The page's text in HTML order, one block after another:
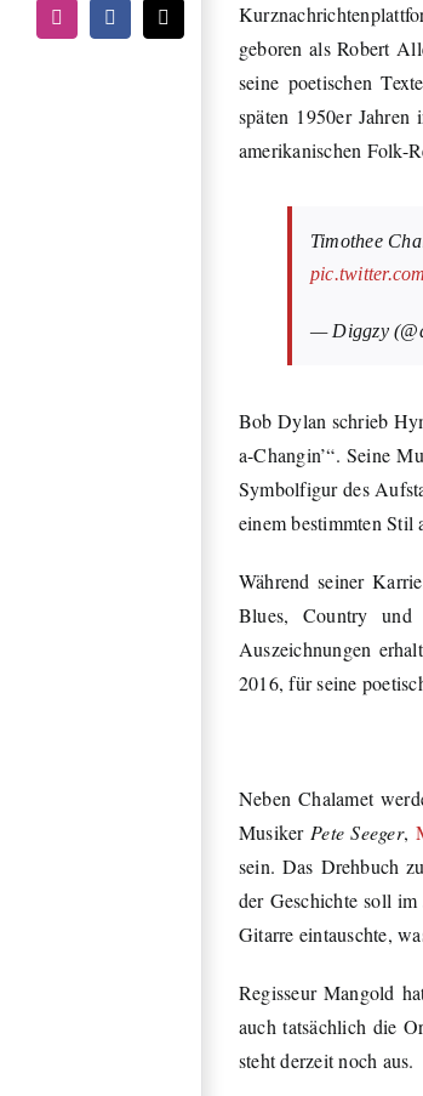
InstagramFacebook
E-
Mail
geboren als Robert
seine poetischen
späten 1950er
amerikanischen Folk-
Timothee
— Diggzy
Bob Dylan schrieb
a-Changin’“. Seine
Symbolfigur des
einem bestimmten Stil
Während seiner
Blues, Country
Auszeichnungen
2016, für seine
Neben Chalamet
Musiker Pete Seeger,
sein. Das Drehbuch
der Geschichte soll
Gitarre eintauschte,
Regisseur Mangold
auch tatsächlich die
steht derzeit noch aus.